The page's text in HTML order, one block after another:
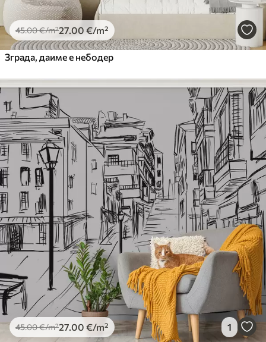
45.00€/m²27 .00 €/m²
Зграда, даиме е небодер
45.00€/m²27 .00 €/m² 1